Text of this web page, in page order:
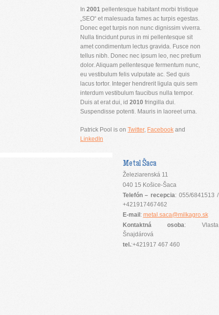
In 2001 pellentesque habitant morbi tristique
„SEO“ et malesuada fames ac turpis egestas.
Donec eget turpis non nunc dignissim viverra.
Nulla tincidunt purus in mi pellentesque sit
amet condimentum lectus gravida. Fusce non
tellus nibh. Donec nec ipsum leo, nec pretium
dolor. Aliquam pellentesque fermentum nunc,
eu vestibulum felis vulputate ac. Sed quis
lacus tortor. Integer hendrerit ligula quis sem
interdum vestibulum faucibus nulla tempor.
Duis at erat dui, id 2010 fringilla dui.
Suspendisse potenti. Mauris in laoreet urna.
Patrick Pool is on Twitter, Facebook and
LinkedIn
Metal Šaca
Železiarenská 11
040 15 Košice-Šaca
Telefón – recepcia: 055/6841513 /
+421917467462
E-mail : metal.saca@milkagro.sk
Kontaktná osoba: Vlasta
Šnajdárová
tel.:+421917 467 460